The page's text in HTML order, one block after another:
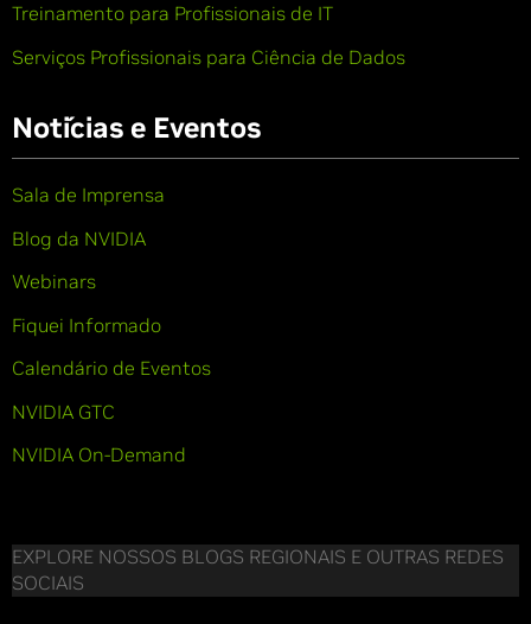
Treinamento para Profissionais de IT
Serviços Profissionais para Ciência de Dados
Notícias e Eventos
Sala de Imprensa
Blog da NVIDIA
Webinars
Fiquei Informado
Calendário de Eventos
NVIDIA GTC
NVIDIA On-Demand
EXPLORE NOSSOS BLOGS REGIONAIS E OUTRAS REDES
SOCIAIS